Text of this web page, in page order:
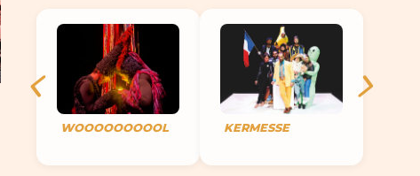
WOOOOOOOOOL KERMESSE